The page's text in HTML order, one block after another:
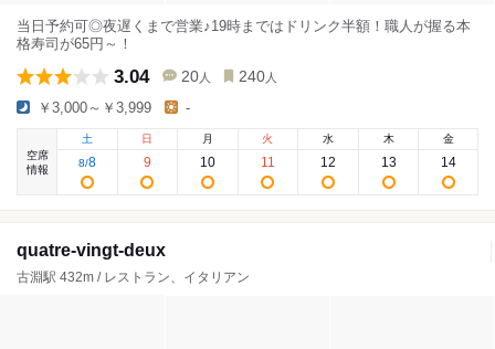
当日予約可◎夜遅くまで営業♪19時まではドリンク半額！職人が握る本
格寿司が65円～！
3.04 20 人 240 人
￥3,000～￥3,999 -
空席
情報
土
8/8
日
9
月
10
火
11
水
12
木
13
金
14
quatre-vingt-deux
古淵駅 432m / レストラン、イタリアン